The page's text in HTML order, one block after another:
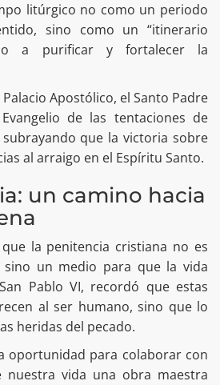
litúrgico no como un periodo
sino como un “itinerario
a purificar y fortalecer la
Apostólico, el Santo Padre
de las tentaciones de
subrayando que la victoria sobre
al arraigo en el Espíritu Santo.
un camino hacia
la penitencia cristiana no es
un medio para que la vida
Pablo VI, recordó que estas
al ser humano, sino que lo
heridas del pecado.
oportunidad para colaborar con
nuestra vida una obra maestra